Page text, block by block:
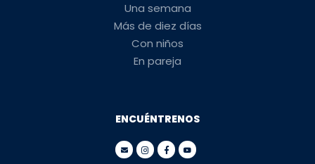
Una semana
Más de diez días
Con niños
En pareja
ENCUÉNTRENOS